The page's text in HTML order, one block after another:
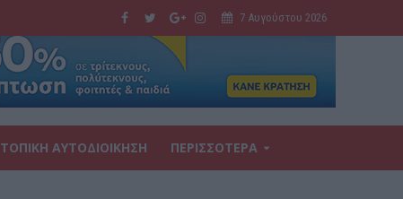
7 Αυγούστου 2026
ΤΟΠΙΚΗ ΑΥΤΟΔΙΟΙΚΗΣΗ ΠΕΡΙΣΣΟΤΕΡΑ